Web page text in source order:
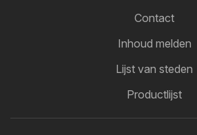
Contact
Inhoud melden
Lijst van steden
Productlijst